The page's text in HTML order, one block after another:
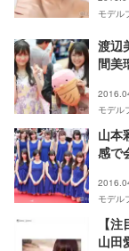
モデル
渡辺
間美
モデル
山本
感で
モデル
【
山田